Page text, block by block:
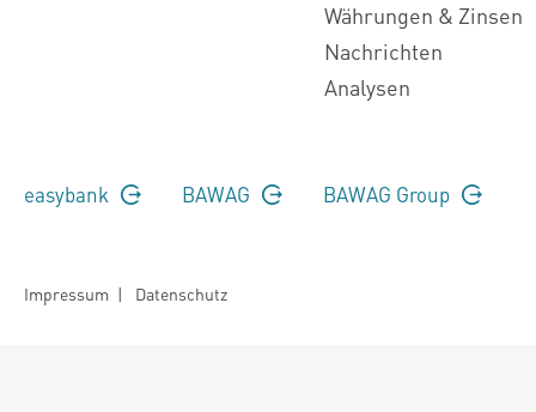
Währungen & Zinsen
Nachrichten
Analysen
easybank BAWAG BAWAG Group
Impressum | Datenschutz